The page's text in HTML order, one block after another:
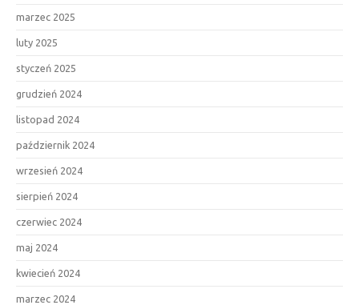
marzec 2025
luty 2025
styczeń 2025
grudzień 2024
listopad 2024
październik 2024
wrzesień 2024
sierpień 2024
czerwiec 2024
maj 2024
kwiecień 2024
marzec 2024